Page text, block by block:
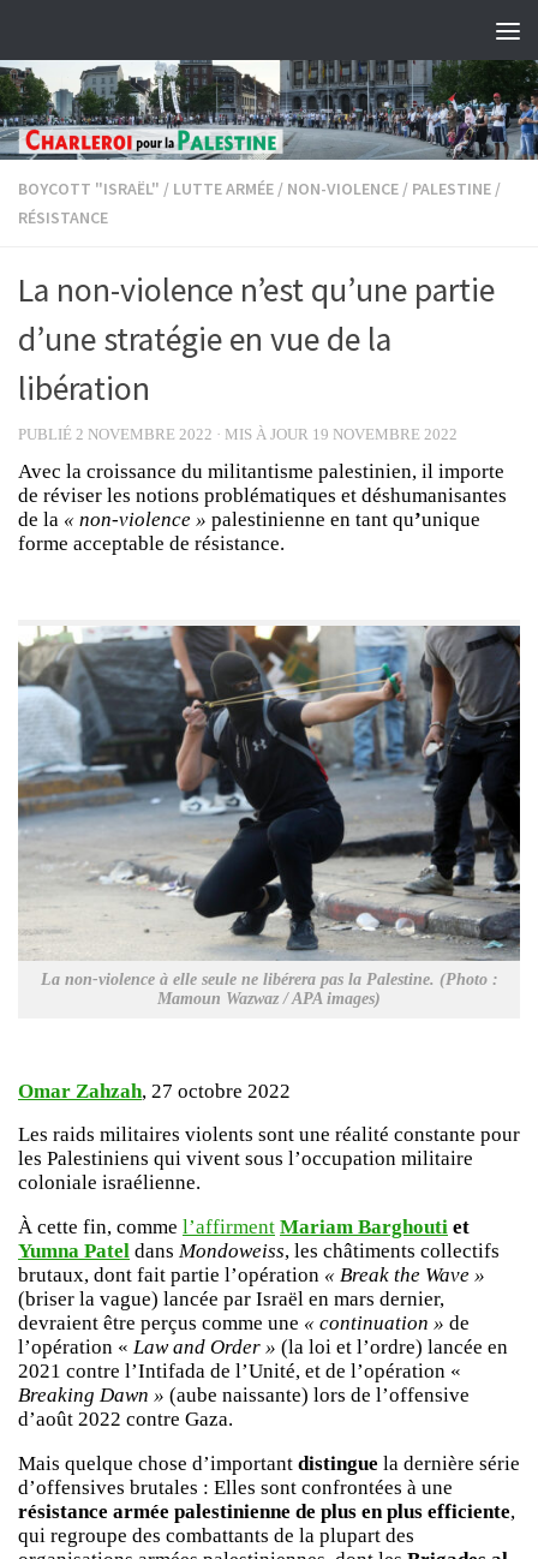
BOYCOTT "ISRAËL" / LUTTE ARMÉE / NON-VIOLENCE / PALESTINE /
RÉSISTANCE
La non-violence n’est qu’une partie
d’une stratégie en vue de la
libération
PUBLIÉ 2 NOVEMBRE 2022 · MIS À JOUR 19 NOVEMBRE 2022
Avec la croissance du militantisme palestinien, il importe
de réviser les notions problématiques et déshumanisantes
de la « non-violence » palestinienne en tant qu’unique
forme acceptable de résistance.
La non-violence à elle seule ne libérera pas la Palestine. (Photo :
Mamoun Wazwaz / APA images)
Omar Zahzah, 27 octobre 2022
Les raids militaires violents sont une réalité constante pour
les Palestiniens qui vivent sous l’occupation militaire
coloniale israélienne.
À cette fin, comme l’affirment Mariam Barghouti et
Yumna Patel dans Mondoweiss, les châtiments collectifs
brutaux, dont fait partie l’opération « Break the Wave »
(briser la vague) lancée par Israël en mars dernier,
devraient être perçus comme une « continuation » de
l’opération « Law and Order » (la loi et l’ordre) lancée en
2021 contre l’Intifada de l’Unité, et de l’opération «
Breaking Dawn » (aube naissante) lors de l’offensive
d’août 2022 contre Gaza.
Mais quelque chose d’important distingue la dernière série
d’offensives brutales : Elles sont confrontées à une
résistance armée palestinienne de plus en plus efficiente,
qui regroupe des combattants de la plupart des